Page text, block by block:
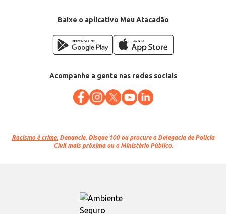
Baixe o aplicativo Meu Atacadão
Acompanhe a gente nas redes sociais
Racismo é crime. Denuncie. Disque 100 ou procure a Delegacia de Polícia
Civil mais próxima ou o Ministério Público.